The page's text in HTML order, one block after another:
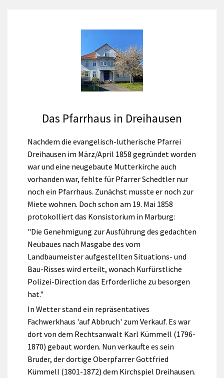
Das Pfarrhaus in Dreihausen
Nachdem die evangelisch-lutherische Pfarrei
Dreihausen im März/April 1858 gegründet worden
war und eine neugebaute Mutterkirche auch
vorhanden war, fehlte für Pfarrer Schedtler nur
noch ein Pfarrhaus. Zunächst musste er noch zur
Miete wohnen. Doch schon am 19. Mai 1858
protokolliert das Konsistorium in Marburg:
"Die Genehmigung zur Ausführung des gedachten
Neubaues nach Masgabe des vom
Landbaumeister aufgestellten Situations- und
Bau-Risses wird erteilt, wonach Kurfürstliche
Polizei-Direction das Erforderliche zu besorgen
hat."
In Wetter stand ein repräsentatives
Fachwerkhaus 'auf Abbruch' zum Verkauf. Es war
dort von dem Rechtsanwalt Karl Kümmell (1796-
1870) gebaut worden. Nun verkaufte es sein
Bruder, der dortige Oberpfarrer Gottfried
Kümmell (1801-1872) dem Kirchspiel Dreihausen.